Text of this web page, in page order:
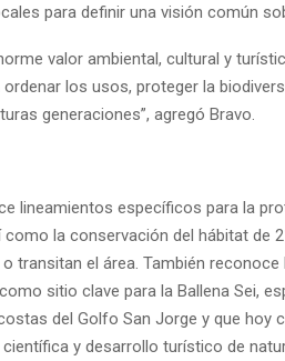
para definir una visión común
valor ambiental, cultural y
los usos, proteger la
generaciones”, agregó Bravo.
lineamientos específicos para la
la conservación del hábitat de
transitan el área. También reconoce
sitio clave para la Ballena Sei,
del Golfo San Jorge y que hoy
y desarrollo turístico de